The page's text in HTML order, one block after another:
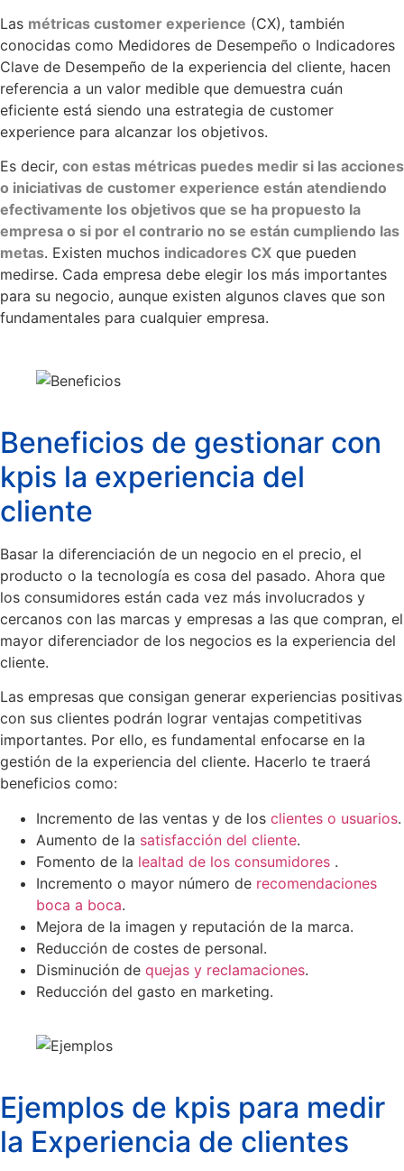
Las métricas customer experience (CX), también
conocidas como Medidores de Desempeño o Indicadores
Clave de Desempeño de la experiencia del cliente, hacen
referencia a un valor medible que demuestra cuán
eficiente está siendo una estrategia de customer
experience para alcanzar los objetivos.
Es decir, con estas métricas puedes medir si las acciones
o iniciativas de customer experience están atendiendo
efectivamente los objetivos que se ha propuesto la
empresa o si por el contrario no se están cumpliendo las
metas. Existen muchos indicadores CX que pueden
medirse. Cada empresa debe elegir los más importantes
para su negocio, aunque existen algunos claves que son
fundamentales para cualquier empresa.
Beneficios de gestionar con
kpis la experiencia del
cliente
Basar la diferenciación de un negocio en el precio, el
producto o la tecnología es cosa del pasado. Ahora que
los consumidores están cada vez más involucrados y
cercanos con las marcas y empresas a las que compran, el
mayor diferenciador de los negocios es la experiencia del
cliente.
Las empresas que consigan generar experiencias positivas
con sus clientes podrán lograr ventajas competitivas
importantes. Por ello, es fundamental enfocarse en la
gestión de la experiencia del cliente. Hacerlo te traerá
beneficios como:
Incremento de las ventas y de los clientes o usuarios.
Aumento de la satisfacción del cliente.
Fomento de la lealtad de los consumidores .
Incremento o mayor número de recomendaciones
boca a boca.
Mejora de la imagen y reputación de la marca.
Reducción de costes de personal.
Disminución de quejas y reclamaciones.
Reducción del gasto en marketing.
Ejemplos de kpis para medir
la Experiencia de clientes